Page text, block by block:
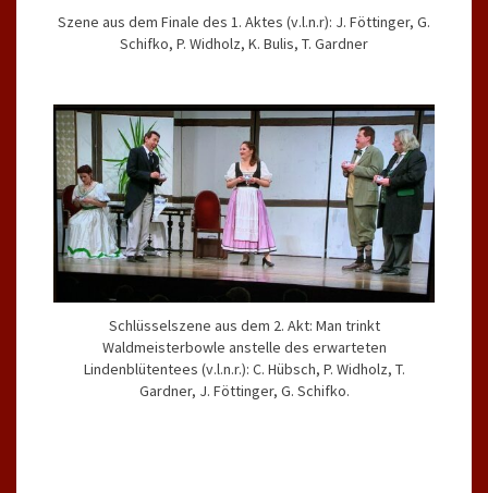
Szene aus dem Finale des 1. Aktes (v.l.n.r): J. Föttinger, G.
Schifko, P. Widholz, K. Bulis, T. Gardner
Schlüsselszene aus dem 2. Akt: Man trinkt
Waldmeisterbowle anstelle des erwarteten
Lindenblütentees (v.l.n.r.): C. Hübsch, P. Widholz, T.
Gardner, J. Föttinger, G. Schifko.